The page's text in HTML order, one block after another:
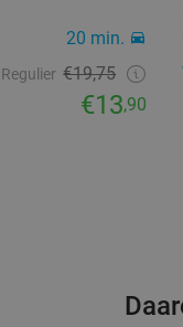
20 min.
Regulier €19,75
€13,90